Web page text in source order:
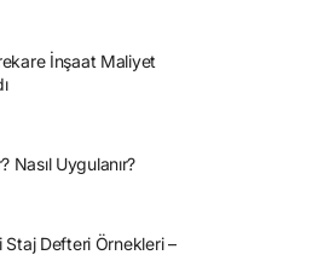
İnşaat Maliyet
Nasıl Uygulanır?
Defteri Örnekleri –